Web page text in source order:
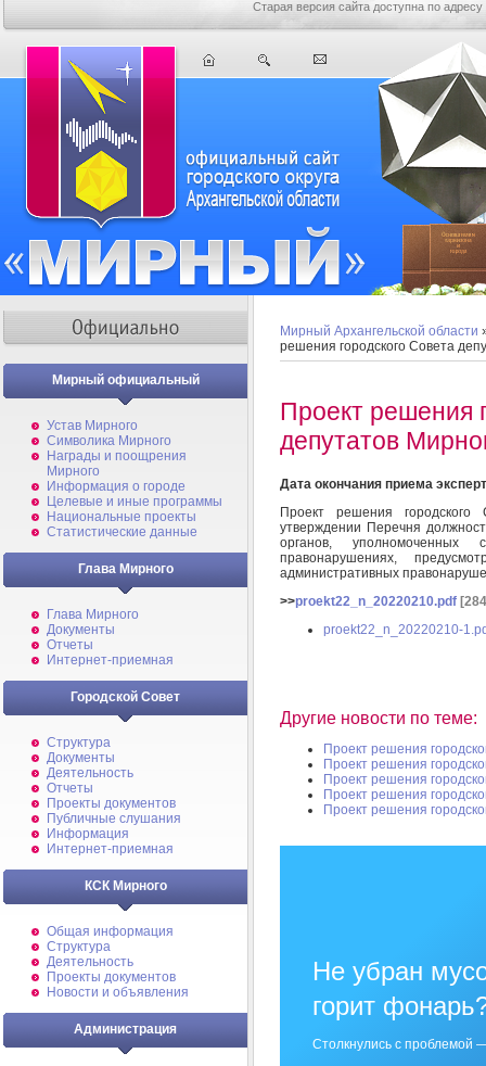
Старая версия сайта доступна по адресу
Мирный официальный
Устав Мирного
Символика Мирного
Награды и поощрения
Мирного
Информация о городе
Целевые и иные программы
Национальные проекты
Статистические данные
Глава Мирного
Глава Мирного
Документы
Отчеты
Интернет-приемная
Городской Совет
Структура
Документы
Деятельность
Отчеты
Проекты документов
Публичные слушания
Информация
Интернет-приемная
КСК Мирного
Общая информация
Структура
Деятельность
Проекты документов
Новости и объявления
Администрация
Мирный Архангельской области
решения городского Совета
Проект решения
депутатов
Дата окончания приема
Проект решения
утверждении Перечня
органов, уполномоченных
правонарушениях,
административных
>>proekt22_n_20220210.pdf
proekt22_n_20220210-
Другие новости по теме:
Проект решения
Проект решения
Проект решения
Проект решения
Проект решения
Не убран
горит
Столкнулись с проблемой